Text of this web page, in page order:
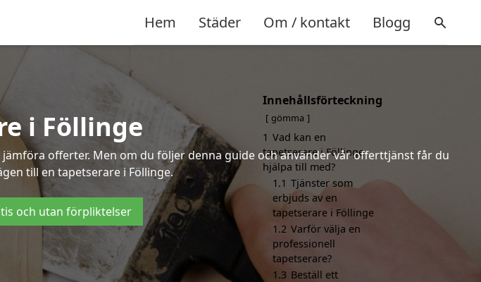
Hem Städer Om / kontakt Blogg
i Föllinge
offerter. Men om du följer denna guide och använder vår offerttjänst får du
till en tapetserare i Föllinge.
och utan förpliktelser
Innehållsförteckning
gömma
1 Vad kan en
tapetserare i Föllinge
hjälpa till med?
1.1 Tjänster som
erbjuds av en
tapetserare i Föllinge
1.2 Varför välja en
professionell
tapetserare?
1.3 Beställ ett